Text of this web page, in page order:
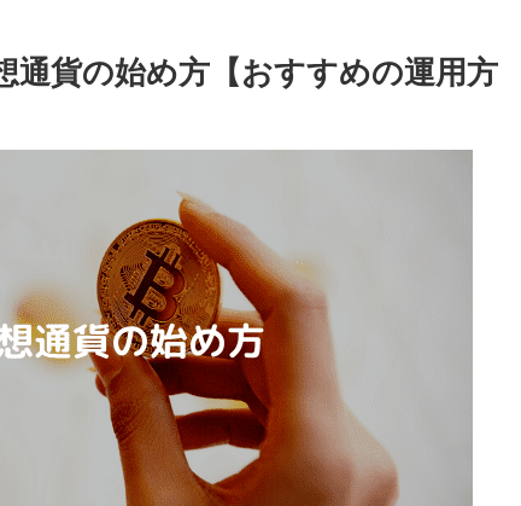
通貨の始め方【おすすめの運用方